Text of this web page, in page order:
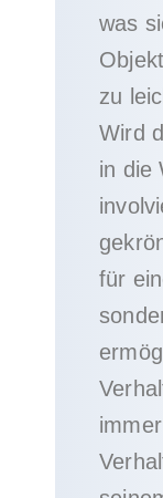
was
zu
Wird
in die
für